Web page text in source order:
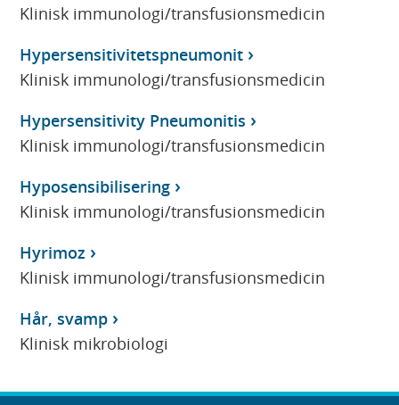
Klinisk immunologi/transfusionsmedicin
Hypersensitivitetspneumonit
Klinisk immunologi/transfusionsmedicin
Hypersensitivity Pneumonitis
Klinisk immunologi/transfusionsmedicin
Hyposensibilisering
Klinisk immunologi/transfusionsmedicin
Hyrimoz
Klinisk immunologi/transfusionsmedicin
Hår, svamp
Klinisk mikrobiologi